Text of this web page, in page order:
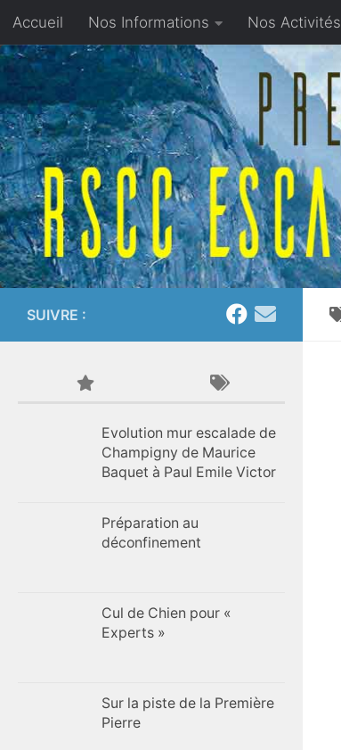
Skip to content
Accueil Nos Informations Nos Activités
Proposer un article
SUIVRE :
Evolution mur escalade de
Champigny de Maurice
Baquet à Paul Emile Victor
Préparation au
déconfinement
Cul de Chien pour «
Experts »
Sur la piste de la Première
Pierre